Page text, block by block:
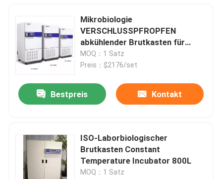
Mikrobiologie
VERSCHLUSSPFROPFEN
abkühlender Brutkasten für
Bakterienkultur 110V 220V
MOQ：1 Satz
Preis：$2176/set
Bestpreis Kontakt
ISO-Laborbiologischer
Brutkasten Constant
Temperature Incubator 800L
MOQ：1 Satz